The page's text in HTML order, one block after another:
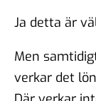
Ja detta är
Men
verkar det